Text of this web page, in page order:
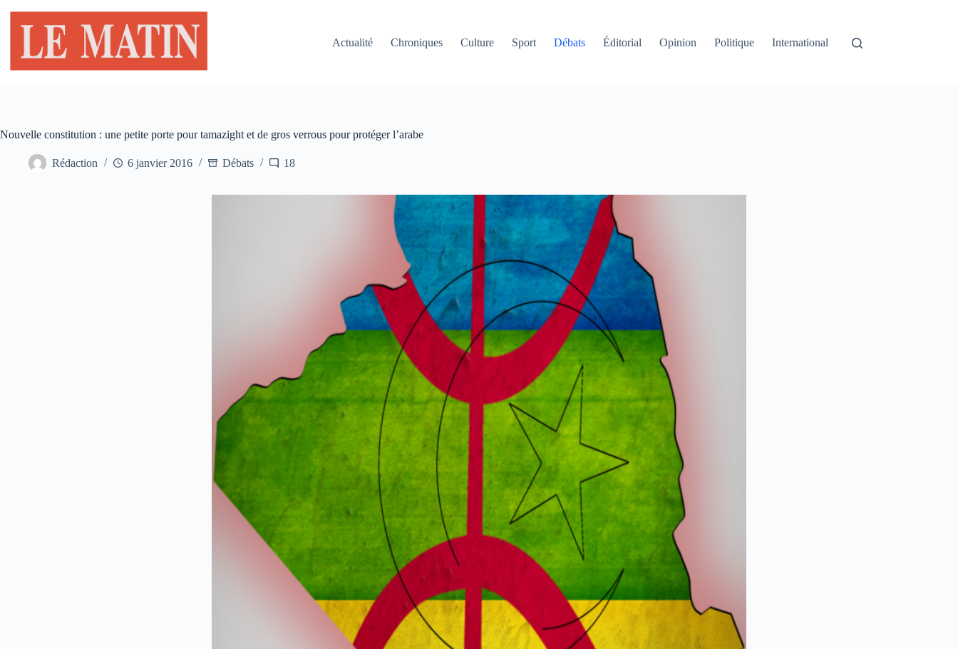
contenu
Actualité
Chroniques Culture Sport Débats Éditorial Opinion Politique International
Nouvelle constitution : une petite porte pour tamazight et de gros verrous pour protéger l’arabe
Rédaction 6 janvier 2016 Débats 18